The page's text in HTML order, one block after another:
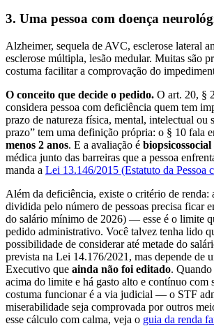
3. Uma pessoa com doença
Alzheimer, sequela de AVC, esclerose lateral
esclerose múltipla, lesão medular. Muitas são
costuma facilitar a comprovação do
O conceito que decide o pedido. O art. 20, §
considera pessoa com deficiência quem tem
prazo de natureza física, mental, intelectual ou
prazo” tem uma definição própria: o § 10 fala
menos 2 anos. E a avaliação é biopsicossocial
médica junto das barreiras que a pessoa
manda a Lei 13.146/2015 (Estatuto da Pessoa
Além da deficiência, existe o critério de renda:
dividida pelo número de pessoas precisa ficar
do salário mínimo de 2026) — esse é o limite
pedido administrativo. Você talvez tenha lido
possibilidade de considerar até metade do
prevista na Lei 14.176/2021, mas depende de
Executivo que ainda não foi editado.
acima do limite e há gasto alto e contínuo com
costuma funcionar é a via judicial — o STF
miserabilidade seja comprovada por outros
esse cálculo com calma, veja o guia da renda